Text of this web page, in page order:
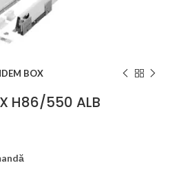
BOX
H86/550 ALB